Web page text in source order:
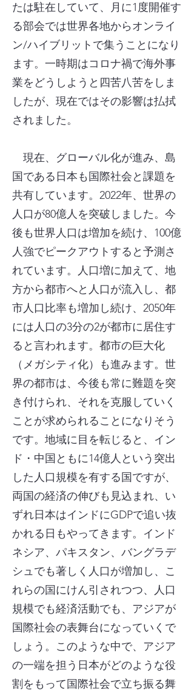
たは駐在していて、月に1度開催す
る部会では世界各地からオンライ
ン/ハイブリットで集うことになり
ます。一時期はコロナ禍で海外事
業をどうしようと四苦八苦をしま
したが、現在ではその影響は払拭
されました。
現在、グローバル化が進み、島
国である日本も国際社会と課題を
共有しています。2022年、世界の
人口が80億人を突破しました。今
後も世界人口は増加を続け、100億
人強でピークアウトすると予測さ
れています。人口増に加えて、地
方から都市へと人口が流入し、都
市人口比率も増加し続け、2050年
には人口の3分の2が都市に居住す
ると言われます。都市の巨大化
（メガシティ化）も進みます。世
界の都市は、今後も常に難題を突
き付けられ、それを克服していく
ことが求められることになりそう
です。地域に目を転じると、イン
ド・中国ともに14億人という突出
した人口規模を有する国ですが、
両国の経済の伸びも見込まれ、い
ずれ日本はインドにGDPで追い抜
かれる日もやってきます。インド
ネシア、パキスタン、バングラデ
シュでも著しく人口が増加し、こ
れらの国にけん引されつつ、人口
規模でも経済活動でも、アジアが
国際社会の表舞台になっていくで
しょう。このような中で、アジア
の一端を担う日本がどのような役
割をもって国際社会で立ち振る舞